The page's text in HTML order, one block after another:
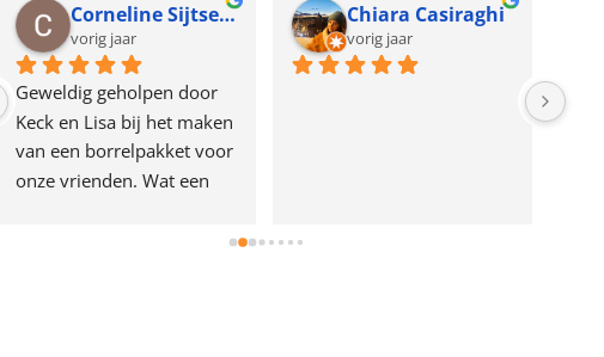
Corneline Sijtsema
vorig jaar
Geweldig geholpen door
Keck en Lisa bij het maken
van een borrelpakket voor
onze vrienden. Wat een
Chiara Casiraghi
vorig jaar